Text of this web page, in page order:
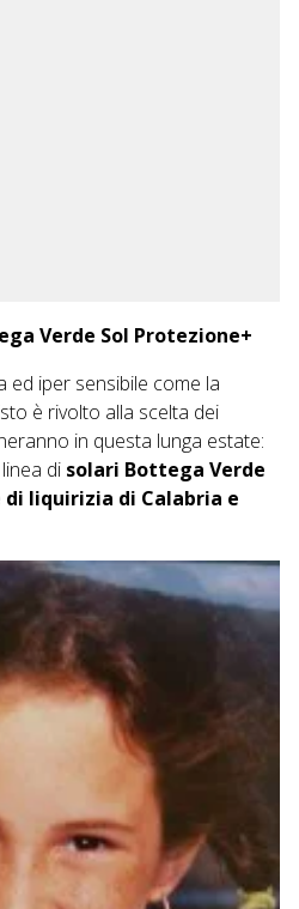
Verde Sol Protezione+
ed iper sensibile come la
è rivolto alla scelta dei
in questa lunga estate:
di solari Bottega Verde
di liquirizia di Calabria e